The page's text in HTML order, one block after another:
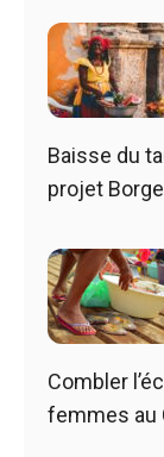
Baisse du
projet
Combler
femmes au